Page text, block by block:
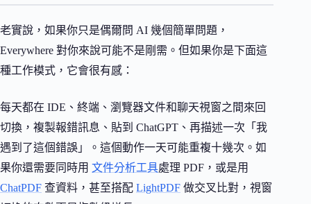
老實說，如果你只是偶爾問 AI 幾個簡單問題，
Everywhere 對你來說可能不是剛需。但如果你是下面這
種工作模式，它會很有感：
每天都在 IDE、終端、瀏覽器文件和聊天視窗之間來回
切換，複製報錯訊息、貼到 ChatGPT、再描述一次「我
遇到了這個錯誤」。這個動作一天可能重複十幾次。如
果你還需要同時用 文件分析工具處理 PDF，或是用
ChatPDF 查資料，甚至搭配 LightPDF 做交叉比對，視窗